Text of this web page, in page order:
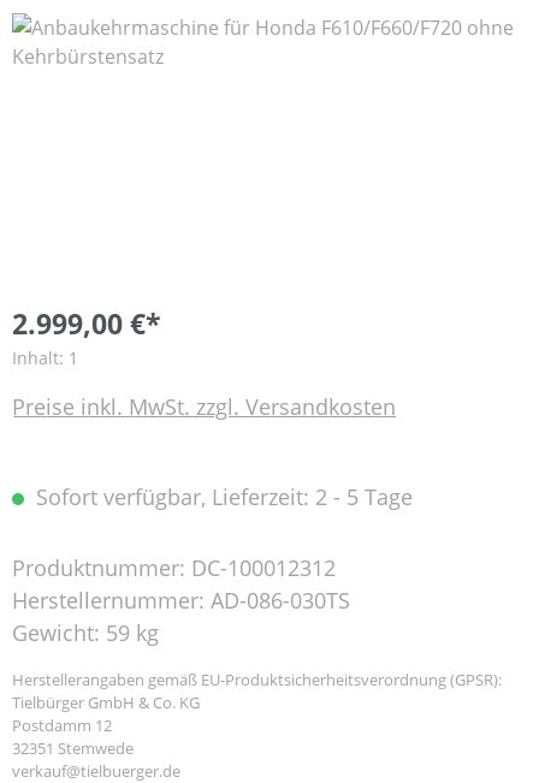
Bildergalerie überspringen
2.999,00 €*
Inhalt: 1
Preise inkl. MwSt. zzgl. Versandkosten
Sofort verfügbar, Lieferzeit: 2 - 5 Tage
Produktnummer: DC-100012312
Herstellernummer: AD-086-030TS
Gewicht: 59 kg
Herstellerangaben gemäß EU-Produktsicherheitsverordnung (GPSR):
Tielbürger GmbH & Co. KG
Postdamm 12
32351 Stemwede
verkauf@tielbuerger.de